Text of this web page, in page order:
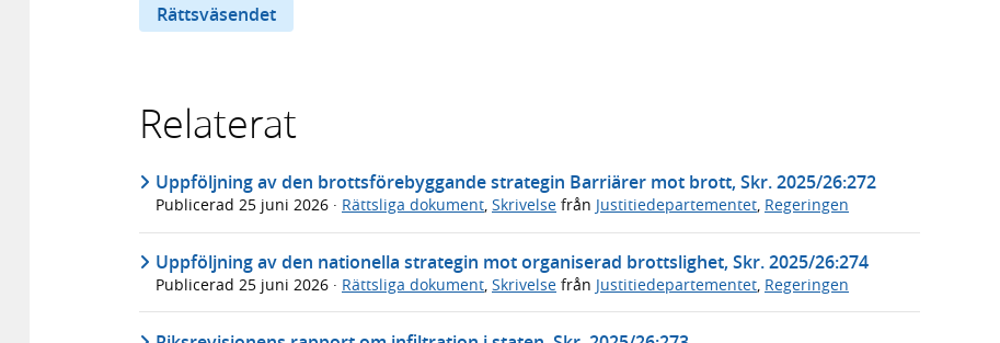
Rättsväsendet
Relaterat
Uppföljning av den brottsförebyggande strategin Barriärer mot brott, Skr. 2025/26:272
Publicerad 25 juni 2026 · Rättsliga dokument, Skrivelse från Justitiedepartementet, Regeringen
Uppföljning av den nationella strategin mot organiserad brottslighet, Skr. 2025/26:274
Publicerad 25 juni 2026 · Rättsliga dokument, Skrivelse från Justitiedepartementet, Regeringen